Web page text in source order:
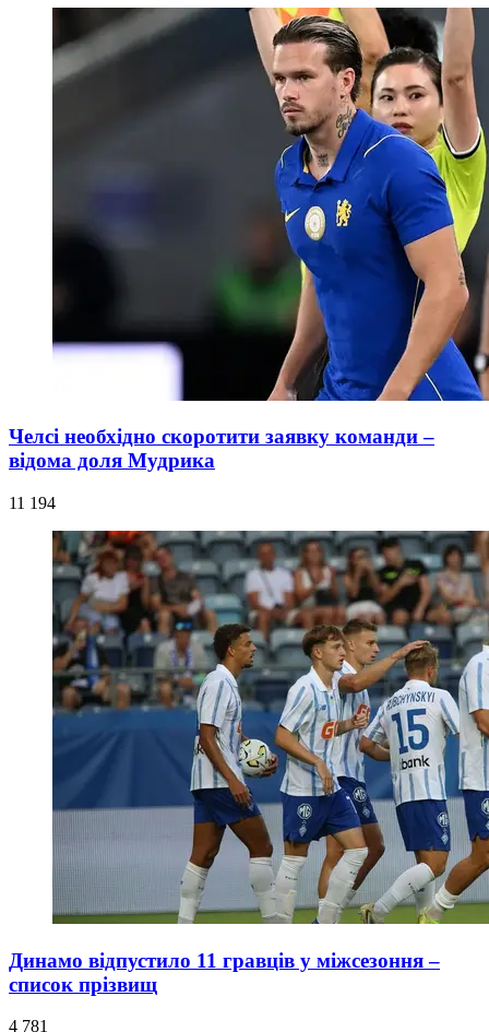
Челсі необхідно скоротити заявку команди –
відома доля Мудрика
11 194
Динамо відпустило 11 гравців у міжсезоння –
список прізвищ
4 781